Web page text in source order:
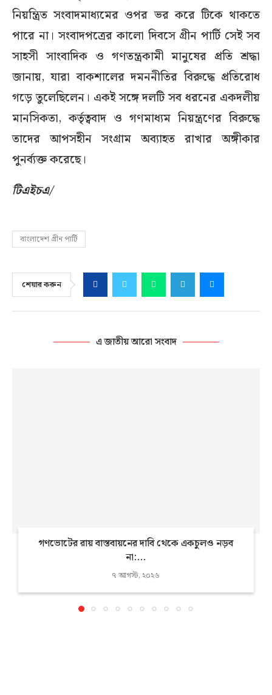
নিয়ন্ত্রিত সংবাদমাধ্যমের ওপর ভর করে টিকে থাকতে
পারে না। সংবাদপত্রের কালো দিবসে গ্রীন পার্টি সেই সব
সাহসী সাংবাদিক ও গণতন্ত্রকামী মানুষের প্রতি শ্রদ্ধা
জানায়, যারা বাকশালের দমননীতির বিরুদ্ধে প্রতিরোধ
গড়ে তুলেছিলেন। একই সঙ্গে দলটি সব ধরনের একদলীয়
মানসিকতা, কর্তৃত্ববাদ ও গণমাধ্যম নিয়ন্ত্রণের বিরুদ্ধে
তাদের আপসহীন সংগ্রাম অব্যাহত রাখার অঙ্গীকার
পুনর্ব্যক্ত করেছে।
টিএইচএ/
বাংলাদেশ গ্রীন পার্টি
শেয়ার করুন
এ জাতীয় আরো সংবাদ
গণভোটের রায় বাস্তবায়নের দাবি থেকে একচুলও নড়ব
না:...
৭ আগস্ট, ২০২৬